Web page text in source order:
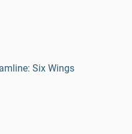
Six Wings